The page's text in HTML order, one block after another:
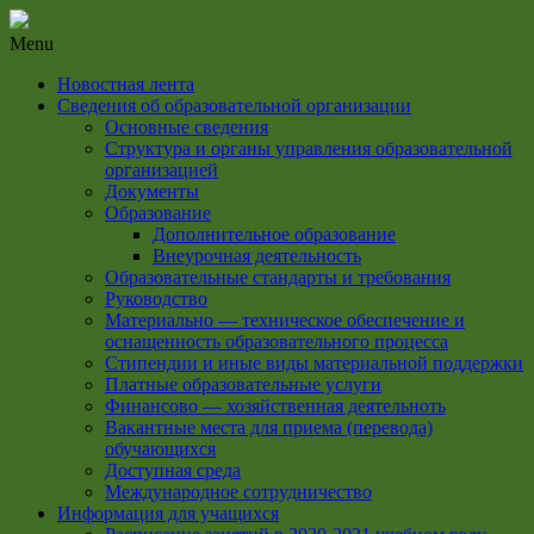
Menu
Новостная лента
Сведения об образовательной организации
Основные сведения
Структура и органы управления образовательной
организацией
Документы
Образование
Дополнительное образование
Внеурочная деятельность
Образовательные стандарты и требования
Руководство
Материально — техническое обеспечение и
оснащенность образовательного процесса
Стипендии и иные виды материальной поддержки
Платные образовательные услуги
Финансово — хозяйственная деятельноть
Вакантные места для приема (перевода)
обучающихся
Доступная среда
Международное сотрудничество
Информация для учащихся